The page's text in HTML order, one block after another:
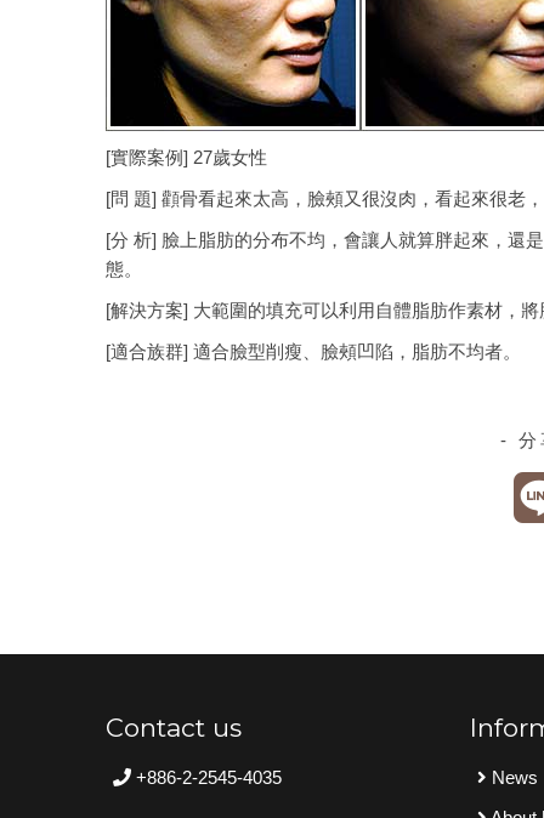
[實際案例] 27歲女性
[問 題] 顴骨看起來太高，臉頰又很沒肉，看起來很老
[分 析] 臉上脂肪的分布不均，會讓人就算胖起來，還
態。
[解決方案] 大範圍的填充可以利用自體脂肪作素材，
[適合族群] 適合臉型削瘦、臉頰凹陷，脂肪不均者。
- 分
Contact us
+886-2-2545-4035
News